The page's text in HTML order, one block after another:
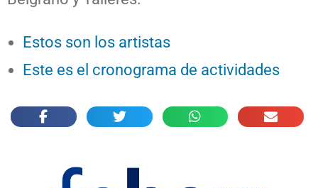
Estos son los artistas
Este es el cronograma de actividades